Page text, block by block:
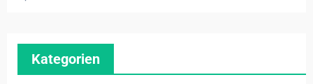
Kategorien